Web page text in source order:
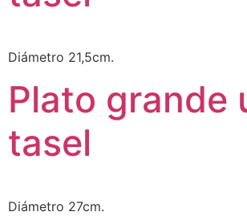
Diámetro 21,5cm.
Plato grande
tasel
Diámetro 27cm.